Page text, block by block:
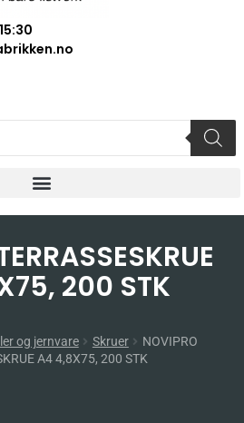
200 STK
og jernvare Skruer
NOVIPRO
A4 4,8X75, 200 STK